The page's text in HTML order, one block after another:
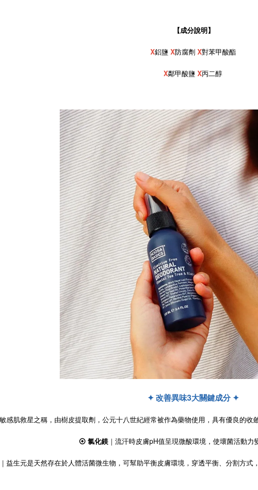
【成分說明】
X鋁鹽 X防腐劑 X對苯甲酸酯
X鄰甲酸鹽 X丙二醇
✦ 改善異味3大關鍵成分 ✦
敏感肌救星之稱，由樹皮提取劑，公元十八世紀經常被作為藥物使用，具有優良的收
⦿ 氯化鎂 ｜流汗時皮膚pH值呈現微酸環境，使壞菌活動力
｜益生元是天然存在於人體活菌微生物，可幫助平衡皮膚環境，穿透平衡、分割方